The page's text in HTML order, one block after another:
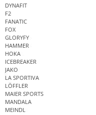
DYNAFIT
F2
FANATIC
FOX
GLORYFY
HAMMER
HOKA
ICEBREAKER
JAKO
LA SPORTIVA
LÖFFLER
MAIER SPORTS
MANDALA
MEINDL